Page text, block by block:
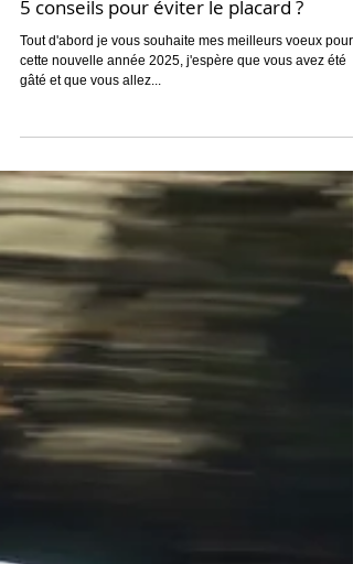
3 janv. 2025
5 min de lecture
5 conseils pour éviter le placard ?
Tout d'abord je vous souhaite mes meilleurs voeux pour